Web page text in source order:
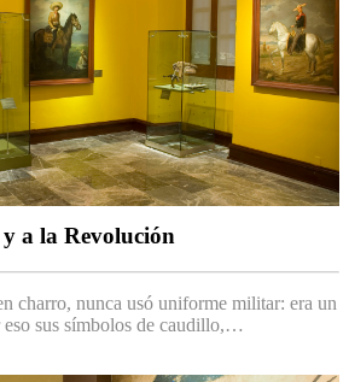
a la Revolución
charro, nunca usó uniforme militar: era un
sus símbolos de caudillo,…